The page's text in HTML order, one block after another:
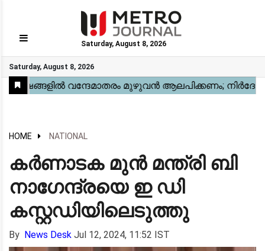
Saturday, August 8, 2026
Saturday, August 8, 2026
GO
Home
Kerala
National
Gulf
World
Sports
Movies
Health
Automobile
Travel
Education
Novel
Business
Technology
Webstory
HOME NATIONAL
കർണാടക മുൻ മന്ത്രി ബി
നാഗേന്ദ്രയെ ഇ ഡി
കസ്റ്റഡിയിലെടുത്തു
By News Desk Jul 12, 2024, 11:52 IST